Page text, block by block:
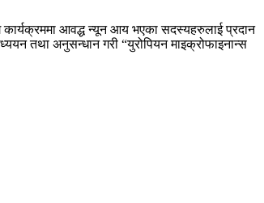
आवद्ध न्यून आय भएका सदस्यहरुलाई प्रदान
तथा अनुसन्धान गरी “युरोपियन माइक्रोफाइनान्स